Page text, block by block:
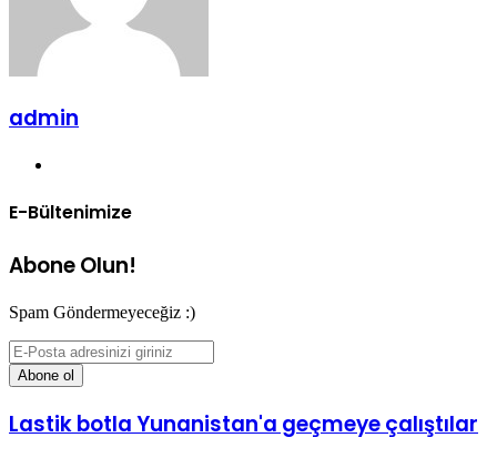
admin
E-Bültenimize
Abone Olun!
Spam Göndermeyeceğiz :)
E-
Posta
adresinizi
Lastik botla Yunanistan'a geçmeye çalıştılar